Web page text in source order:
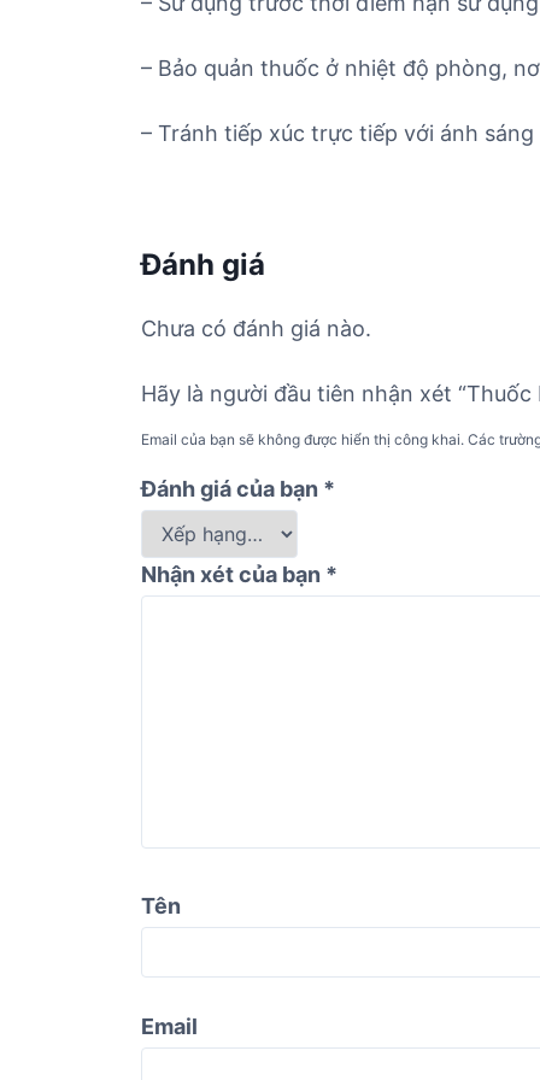
– Bảo quản thuốc ở nhiệt độ phòng,
– Tránh tiếp xúc trực tiếp với ánh
Đánh giá
Chưa có đánh giá nào.
Hãy là người đầu tiên nhận xét
Email của bạn sẽ không được hiển thị công khai. Các
Đánh giá của bạn *
Nhận xét của bạn *
Tên
Email